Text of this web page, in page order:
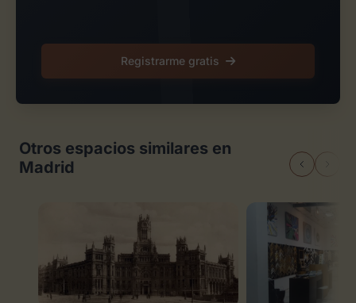
Registrarme gratis
Otros espacios similares en
Madrid